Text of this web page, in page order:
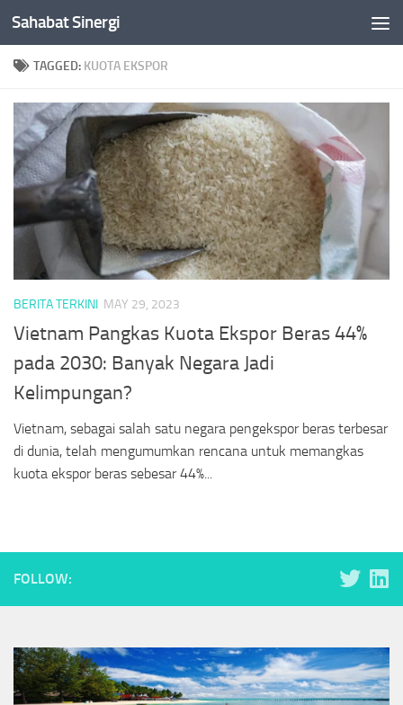
Skip to content
Sahabat Sinergi
TAGGED: KUOTA EKSPOR
BERITA TERKINI MAY 29, 2023
Vietnam Pangkas Kuota Ekspor Beras 44%
pada 2030: Banyak Negara Jadi
Kelimpungan?
Vietnam, sebagai salah satu negara pengekspor beras terbesar
di dunia, telah mengumumkan rencana untuk memangkas
kuota ekspor beras sebesar 44%...
FOLLOW: